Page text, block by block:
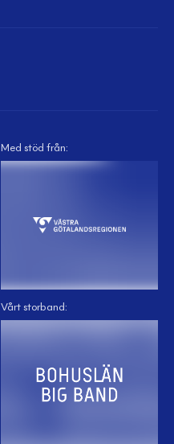
Med stöd från:
Vårt storband: